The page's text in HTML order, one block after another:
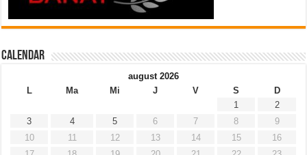
Calendar
august 2026
L
Ma Mi J V S
D
1
2
3
4 5 6 7 8
9
10
11 12 13 14 15
16